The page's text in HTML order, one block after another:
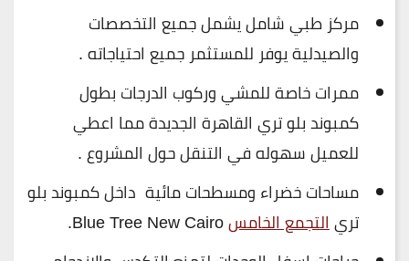
مركز طبي شامل يشمل جميع التخصصات
والصيدلية يوفر للمستثمر جميع احتياجاته .
ممرات خاصة للمشي وركوب الدرجات بطول
كمبوند بلو تري القاهرة الجديدة مما اعطي
للعميل سهوله في التنقل حول المشروع .
مساحات خضراء ومسطحات مائية داخل كمبوند بلو
تريالتجمع الخامس